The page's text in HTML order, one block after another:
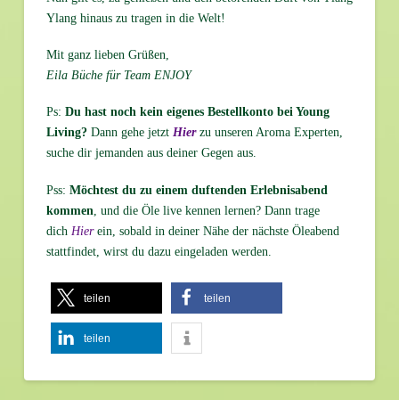
Ylang hinaus zu tragen in die Welt!
Mit ganz lieben Grüßen,
Eila Büche für Team ENJOY
Ps: Du hast noch kein eigenes Bestellkonto bei Young
Living?Dann gehe jetzt Hierzu unseren Aroma Experten,
suche dir jemanden aus deiner Gegen aus.
Pss: Möchtest du zu einem duftenden Erlebnisabend
kommen , und die Öle live kennen lernen? Dann trage
dich Hierein, sobald in deiner Nähe der nächste Öleabend
stattfindet, wirst du dazu eingeladen werden.
teilen teilen
teilen